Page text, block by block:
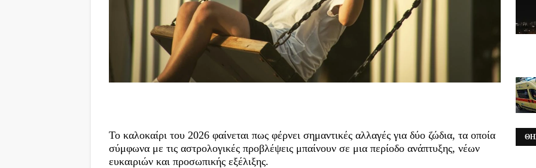
Το καλοκαίρι του 2026 φαίνεται πως φέρνει σημαντικές αλλαγές για δύο ζώδια, τα οποία
σύμφωνα με τις αστρολογικές προβλέψεις μπαίνουν σε μια περίοδο ανάπτυξης, νέων
ευκαιριών και προσωπικής εξέλιξης.